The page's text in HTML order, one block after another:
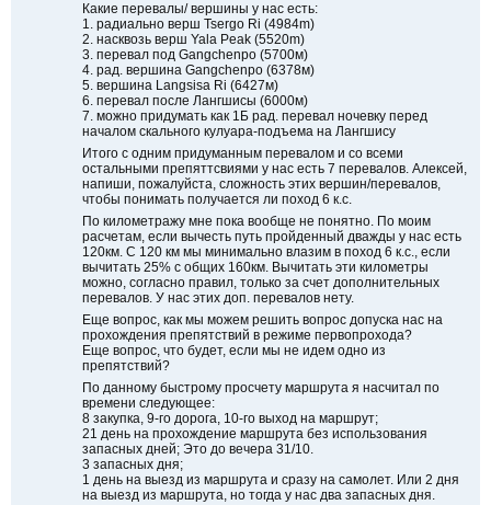
Какие перевалы/ вершины у нас есть:
1. радиально верш Tsergo Ri (4984m)
2. насквозь верш Yala Peak (5520m)
3. перевал под Gangchenpo (5700м)
4. рад. вершина Gangchenpo (6378м)
5. вершина Langsisa Ri (6427м)
6. перевал после Лангшисы (6000м)
7. можно придумать как 1Б рад. перевал ночевку перед
началом скального кулуара-подъема на Лангшису
Итого с одним придуманным перевалом и со всеми
остальными препяттсвиями у нас есть 7 перевалов. Алексей,
напиши, пожалуйста, сложность этих вершин/перевалов,
чтобы понимать получается ли поход 6 к.с.
По километражу мне пока вообще не понятно. По моим
расчетам, если вычесть путь пройденный дважды у нас есть
120км. С 120 км мы минимально влазим в поход 6 к.с., если
вычитать 25% с общих 160км. Вычитать эти километры
можно, согласно правил, только за счет дополнительных
перевалов. У нас этих доп. перевалов нету.
Еще вопрос, как мы можем решить вопрос допуска нас на
прохождения препятствий в режиме первопрохода?
Еще вопрос, что будет, если мы не идем одно из
препятствий?
По данному быстрому просчету маршрута я насчитал по
времени следующее:
8 закупка, 9-го дорога, 10-го выход на маршрут;
21 день на прохождение маршрута без использования
запасных дней; Это до вечера 31/10.
3 запасных дня;
1 день на выезд из маршрута и сразу на самолет. Или 2 дня
на выезд из маршрута, но тогда у нас два запасных дня.